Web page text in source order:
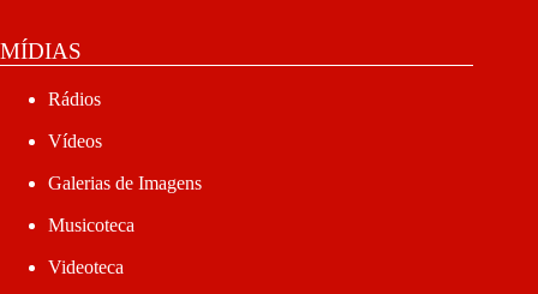
MÍDIAS
Rádios
Vídeos
Galerias de Imagens
Musicoteca
Videoteca